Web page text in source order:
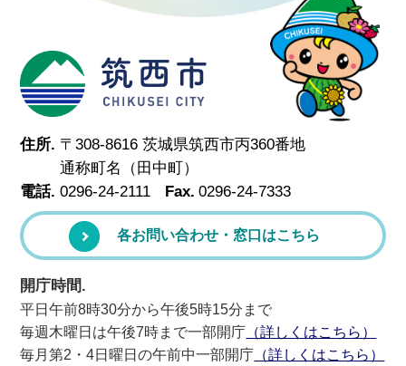
筑西市
住所. 〒308-8616 茨城県筑西市丙360番地
通称町名（田中町）
電話. 0296-24-2111 Fax. 0296-24-7333
各お問い合わせ・窓口はこちら
開庁時間.
平日午前8時30分から午後5時15分まで
毎週木曜日は午後7時まで一部開庁 （詳しくはこちら）
毎月第2・4日曜日の午前中一部開庁 （詳しくはこちら）